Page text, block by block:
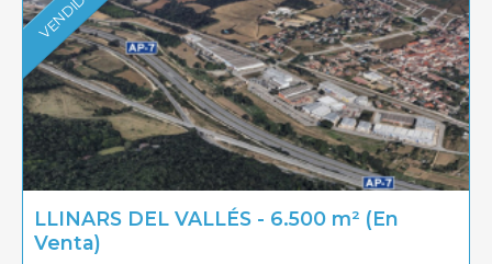
VENDIDA
LLINARS DEL VALLÉS - 6.500 m² (En
Venta)